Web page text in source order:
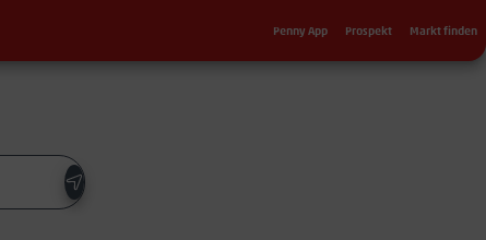
Sekundärnavigation
Penny App Prospekt Markt finden